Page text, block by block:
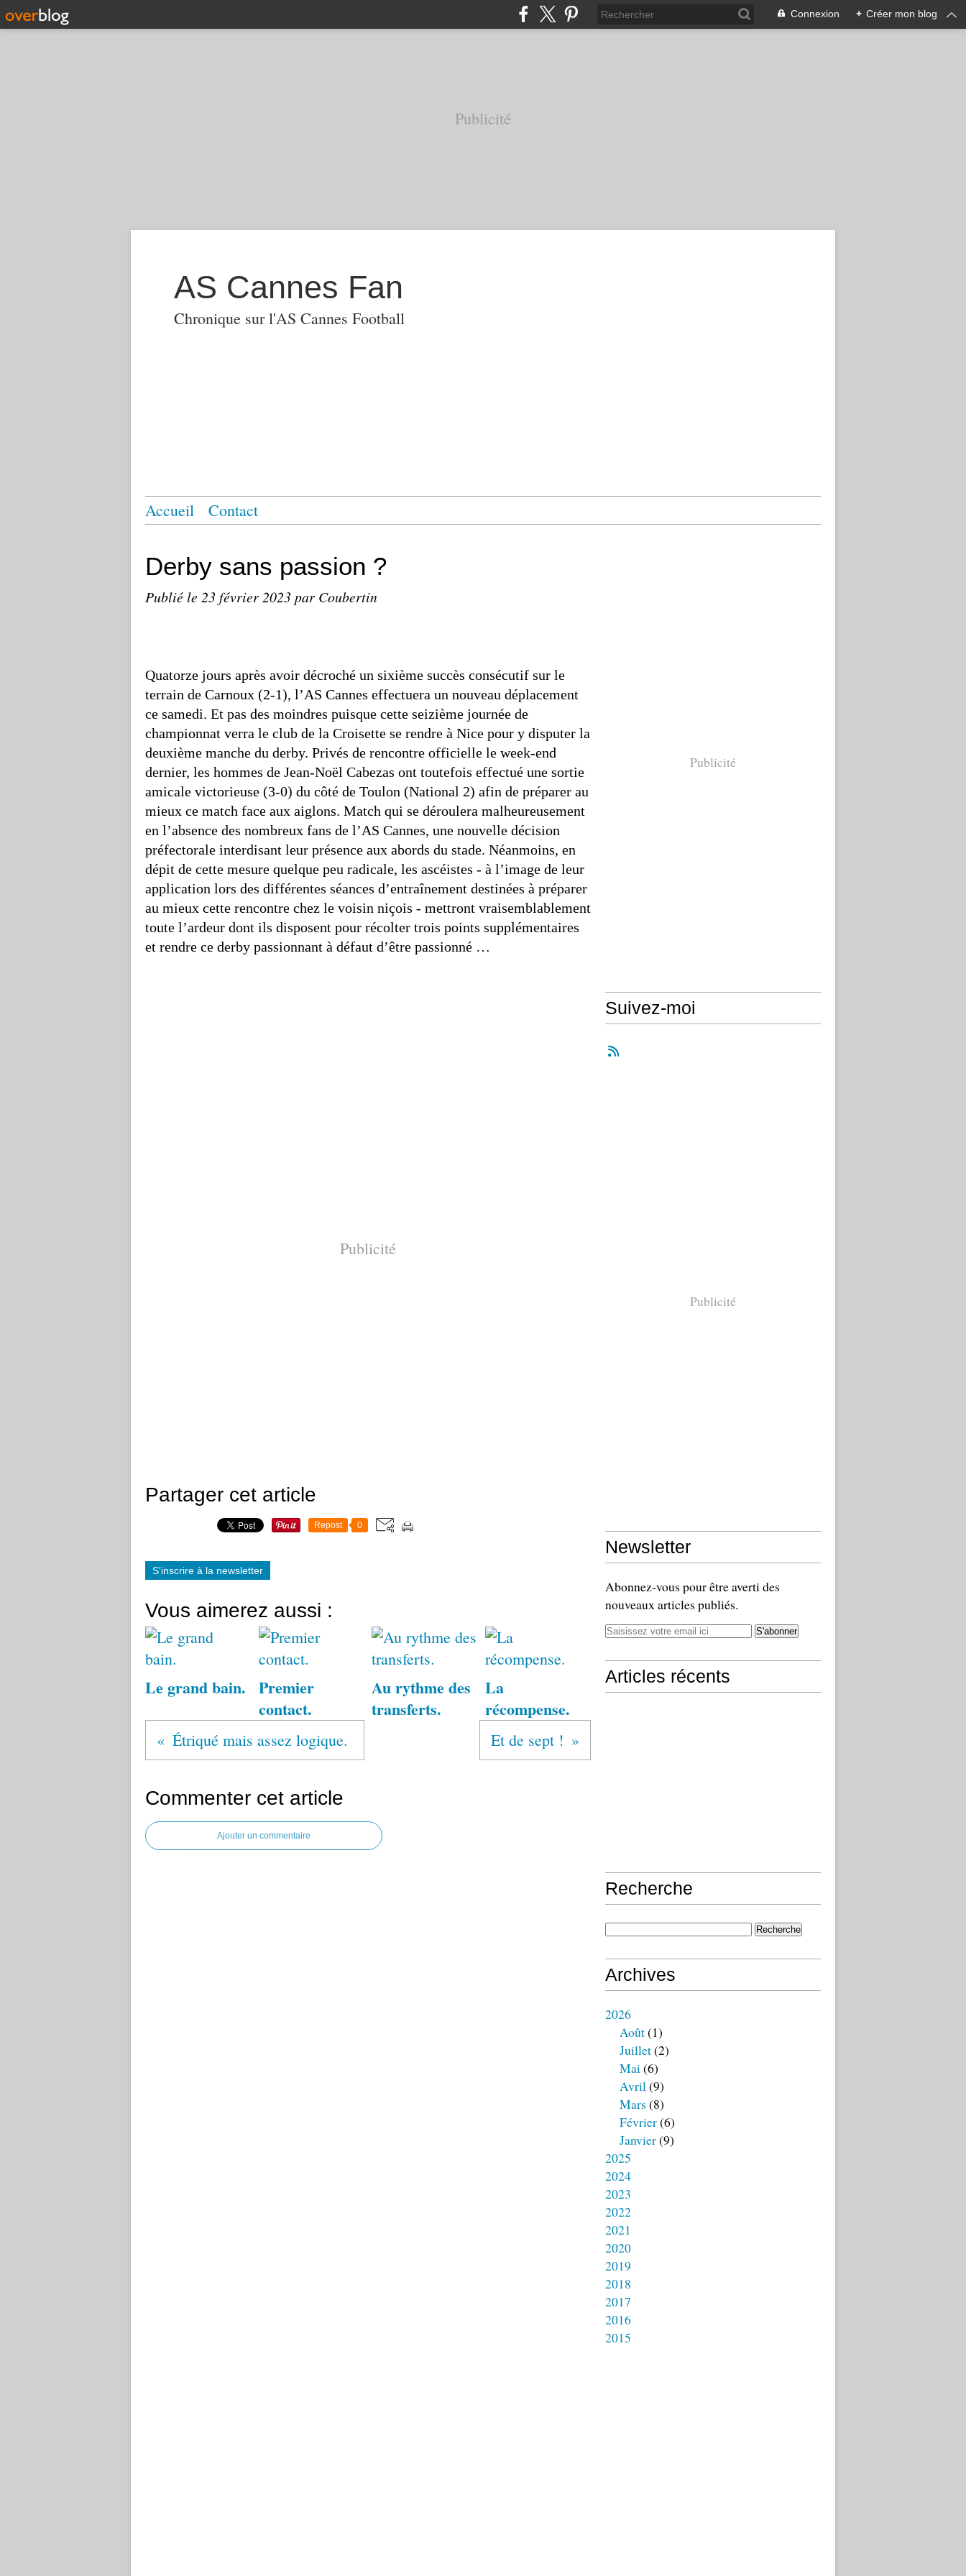
Connexion + Créer mon blog
Publicité
AS Cannes Fan
Chronique sur l'AS Cannes Football
Accueil Contact
Derby sans passion ?
Publié le 23 février 2023par Coubertin
Quatorze jours après avoir décroché un sixième succès consécutif sur le
terrain de Carnoux (2-1), l’AS Cannes effectuera un nouveau déplacement
ce samedi. Et pas des moindres puisque cette seizième journée de
championnat verra le club de la Croisette se rendre à Nice pour y disputer la
deuxième manche du derby. Privés de rencontre officielle le week-end
dernier, les hommes de Jean-Noël Cabezas ont toutefois effectué une sortie
amicale victorieuse (3-0) du côté de Toulon (National 2) afin de préparer au
mieux ce match face aux aiglons. Match qui se déroulera malheureusement
en l’absence des nombreux fans de l’AS Cannes, une nouvelle décision
préfectorale interdisant leur présence aux abords du stade. Néanmoins, en
dépit de cette mesure quelque peu radicale, les ascéistes - à l’image de leur
application lors des différentes séances d’entraînement destinées à préparer
au mieux cette rencontre chez le voisin niçois - mettront vraisemblablement
toute l’ardeur dont ils disposent pour récolter trois points supplémentaires
et rendre ce derby passionnant à défaut d’être passionné …
Publicité
Partager cet article
Repost 0
S'inscrire à la newsletter
Vous aimerez aussi :
Le grand bain. Premier
contact.
Au rythme des
transferts.
La
récompense.
Étriqué mais assez logique. Et de sept !
Commenter cet article
Ajouter un commentaire
Publicité
Suivez-moi
Publicité
Newsletter
Abonnez-vous pour être averti des
nouveaux articles publiés.
Articles récents
Recherche
Archives
2026
Août(1)
Juillet(2)
Mai(6)
Avril(9)
Mars (8)
Février(6)
Janvier(9)
2025
2024
2023
2022
2021
2020
2019
2018
2017
2016
2015